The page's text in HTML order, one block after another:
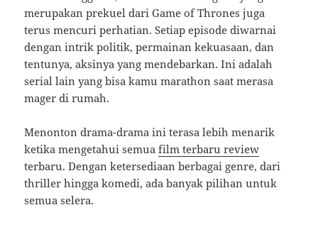
merupakan prekuel dari Game of Thrones juga
terus mencuri perhatian. Setiap episode diwarnai
dengan intrik politik, permainan kekuasaan, dan
tentunya, aksinya yang mendebarkan. Ini adalah
serial lain yang bisa kamu marathon saat merasa
mager di rumah.
Menonton drama-drama ini terasa lebih menarik
ketika mengetahui semuafilm terbaru review
terbaru. Dengan ketersediaan berbagai genre, dari
thriller hingga komedi, ada banyak pilihan untuk
semua selera.